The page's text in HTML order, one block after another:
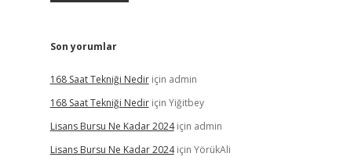
Son yorumlar
168 Saat Tekniği Nediriçin admin
168 Saat Tekniği Nediriçin Yiğitbey
Lisans Bursu Ne Kadar 2024için admin
Lisans Bursu Ne Kadar 2024için YörükAli